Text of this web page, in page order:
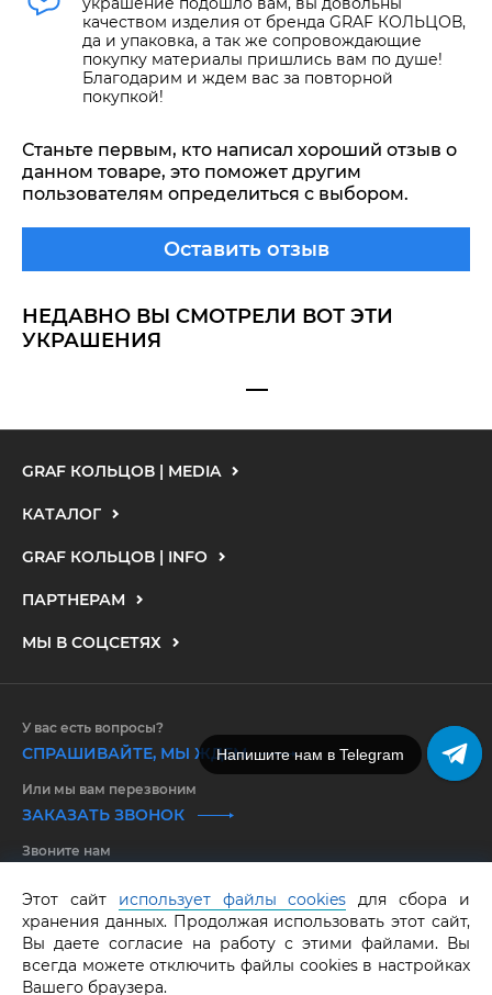
качеством изделия от бренда GRAF КОЛЬЦОВ,
да и упаковка, а так же сопровождающие
покупку материалы пришлись вам по душе!
Благодарим и ждем вас за повторной
покупкой!
Оставить отзыв
Станьте первым, кто написал хороший отзыв о
данном товаре, это поможет другим
пользователям определиться с выбором.
НЕДАВНО ВЫ СМОТРЕЛИ ВОТ ЭТИ
УКРАШЕНИЯ
GRAF КОЛЬЦОВ | MEDIA
КАТАЛОГ
GRAF КОЛЬЦОВ | INFO
ПАРТНЕРАМ
МЫ В СОЦСЕТЯХ
GRAF КОЛЬЦОВ. Все права защищены.
У вас есть вопросы?
СПРАШИВАЙТЕ, МЫ ЖДЕМ
Или мы вам перезвоним
ЗАКАЗАТЬ ЗВОНОК
Звоните нам
Этот сайт использует файлы cookies для сбора и
хранения данных. Продолжая использовать этот сайт,
Вы даете согласие на работу с этими файлами. Вы
всегда можете отключить файлы cookies в настройках
Вашего браузера.
Напишите нам в Telegram
Напишите нам в MAX